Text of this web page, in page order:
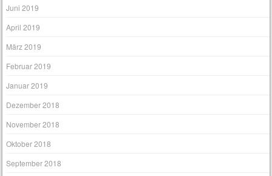
Juni 2019
April 2019
März 2019
Februar 2019
Januar 2019
Dezember 2018
November 2018
Oktober 2018
September 2018